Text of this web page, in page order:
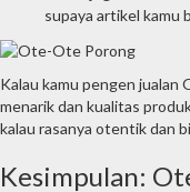
supaya artikel kamu
Kalau kamu pengen
menarik dan kualitas
kalau rasanya otentik dan
Kesimpulan: